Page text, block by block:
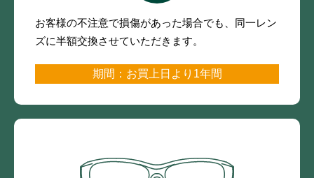
お客様の不注意で損傷があった場合でも、
同一レン
ズに半額交換させていただきます。
期間：お買上日より1年間